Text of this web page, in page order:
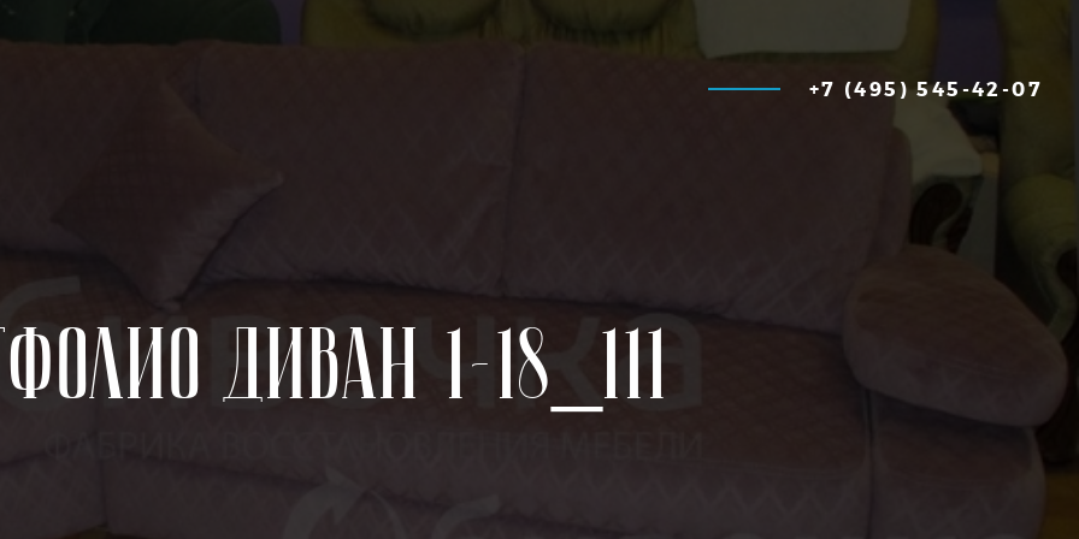
+7 (495) 545-42-07
Диван 1-18_111